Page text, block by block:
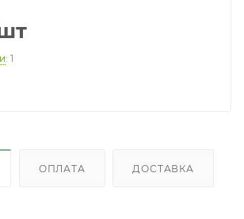
: 1
ОПЛАТА ДОСТАВКА